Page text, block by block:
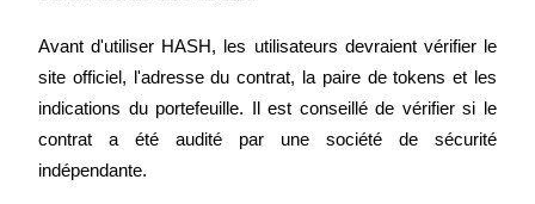
Deposit CASHCAT & Win
Share 500000 CASHCAT prize pool
Avant d'utiliser HASH, les utilisateurs devraient vérifier le
site officiel, l'adresse du contrat, la paire de tokens et les
indications du portefeuille. Il est conseillé de vérifier si le
contrat a été audité par une société de sécurité
indépendante.